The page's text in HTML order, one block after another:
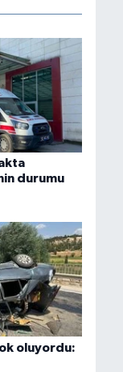
durumu
oluyordu: